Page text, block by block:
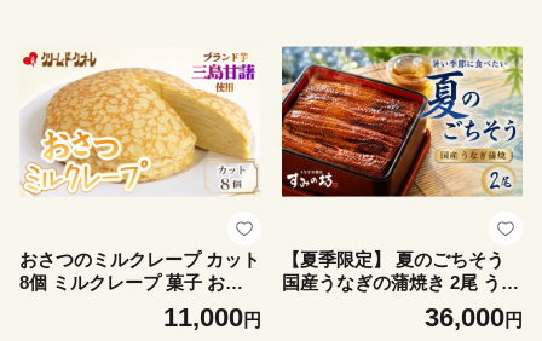
島市
レ 伊豆 静岡県 三島市
おさつのミルクレープ カット
8個 ミルクレープ 菓子 お菓
子 洋菓子 デザート クレープ
芋 サツマイモ 冷凍 スイーツ
11,000円
【夏季限定】 夏のごちそう
国産うなぎの蒲焼き 2尾 うな
ぎ《1尾につき160g～180g》
特上サイズ 手焼き 炭火 個包
36,000円